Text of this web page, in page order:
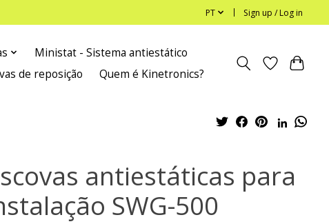
PT Sign up / Log in
Ministat - Sistema antiestático
de reposição Quem é Kinetronics?
antiestáticas para
SWG-500